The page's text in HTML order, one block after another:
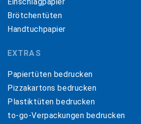
Brötchentüten
Handtuchpapier
EXTRAS
Papiertüten bedrucken
Pizzakartons bedrucken
Plastiktüten bedrucken
to-go-Verpackungen bedrucken